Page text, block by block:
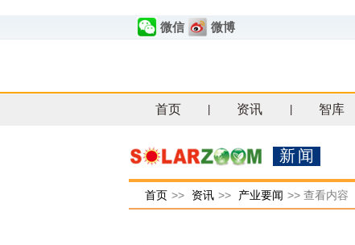
微信 微博
首页 资讯 智库
新闻
首页 >> 资讯 >> 产业要闻 >> 查看内容